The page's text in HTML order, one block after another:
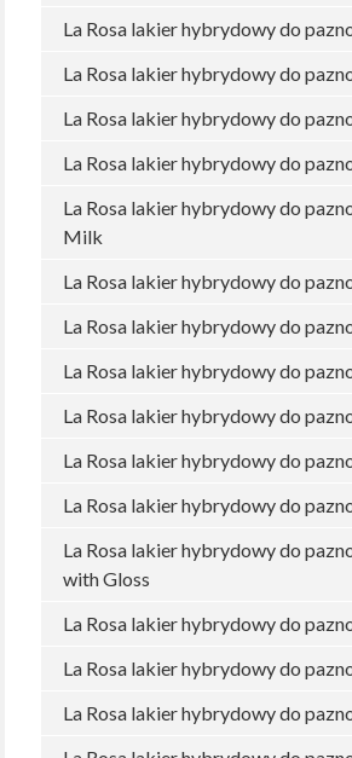
La Rosa lakier hybrydowy do
La Rosa lakier hybrydowy do
La Rosa lakier hybrydowy do
La Rosa lakier hybrydowy do
La Rosa lakier hybrydowy do
Milk
La Rosa lakier hybrydowy do
La Rosa lakier hybrydowy do
La Rosa lakier hybrydowy do
La Rosa lakier hybrydowy do
La Rosa lakier hybrydowy do
La Rosa lakier hybrydowy do
La Rosa lakier hybrydowy do
with Gloss
La Rosa lakier hybrydowy do
La Rosa lakier hybrydowy do
La Rosa lakier hybrydowy do